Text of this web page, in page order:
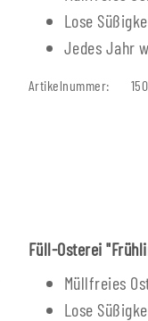
Lose
Jedes Jahr
Artikelnummer:
Füll-Osterei
Müllfreies
Lose